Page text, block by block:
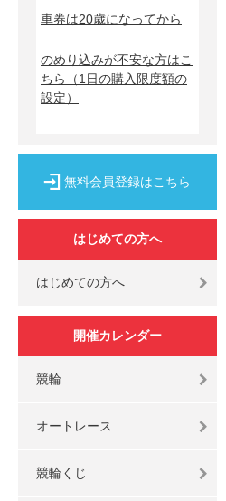
車券は20歳になってから
のめり込みが不安な方はこ
ちら
（1日の購入限度額の
設定）
無料会員登録はこちら
はじめての方へ
はじめての方へ
開催カレンダー
競輪
オートレース
競輪くじ